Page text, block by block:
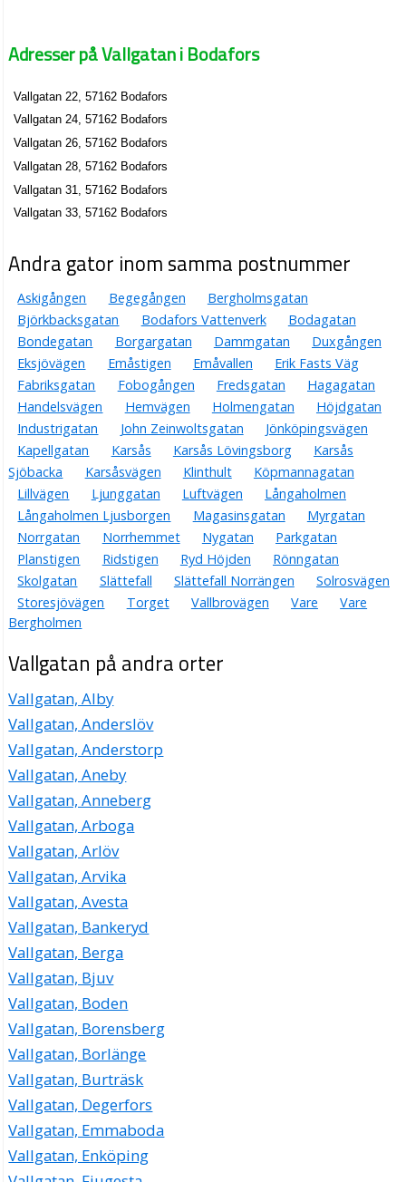
Adresser på Vallgatan i Bodafors
Vallgatan 22, 57162 Bodafors
Vallgatan 24, 57162 Bodafors
Vallgatan 26, 57162 Bodafors
Vallgatan 28, 57162 Bodafors
Vallgatan 31, 57162 Bodafors
Vallgatan 33, 57162 Bodafors
Andra gator inom samma postnummer
Askigången Begegången
Bergholmsgatan
Björkbacksgatan
Bodafors Vattenverk
Bodagatan
Bondegatan
Borgargatan Dammgatan
Duxgången
Eksjövägen
Emåstigen Emåvallen
Erik Fasts Väg
Fabriksgatan
Fobogången Fredsgatan
Hagagatan
Handelsvägen
Hemvägen Holmengatan
Höjdgatan
Industrigatan
John Zeinwoltsgatan
Jönköpingsvägen
Kapellgatan
Karsås Karsås Lövingsborg
Karsås
Sjöbacka
Karsåsvägen Klinthult
Köpmannagatan
Lillvägen
Ljunggatan Luftvägen
Långaholmen
Långaholmen Ljusborgen
Magasinsgatan
Myrgatan
Norrgatan
Norrhemmet Nygatan
Parkgatan
Planstigen
Ridstigen Ryd Höjden
Rönngatan
Skolgatan
Slättefall Slättefall Norrängen
Solrosvägen
Storesjövägen
Torget Vallbrovägen Vare
Vare
Bergholmen
Vallgatan på andra orter
Vallgatan, Alby
Vallgatan, Anderslöv
Vallgatan, Anderstorp
Vallgatan, Aneby
Vallgatan, Anneberg
Vallgatan, Arboga
Vallgatan, Arlöv
Vallgatan, Arvika
Vallgatan, Avesta
Vallgatan, Bankeryd
Vallgatan, Berga
Vallgatan, Bjuv
Vallgatan, Boden
Vallgatan, Borensberg
Vallgatan, Borlänge
Vallgatan, Burträsk
Vallgatan, Degerfors
Vallgatan, Emmaboda
Vallgatan, Enköping